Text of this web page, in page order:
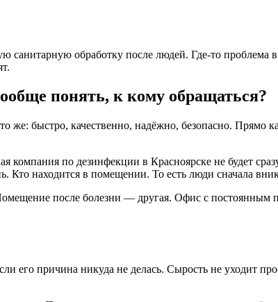
санитарную обработку после людей. Где-то проблема
понять, к кому обращаться?
же: быстро, качественно, надёжно, безопасно. Прямо
по дезинфекции в Красноярске не будет
Кто находится в помещении. То есть люди сначала
после болезни — другая. Офис с постоянным
его причина никуда не делась. Сырость не уходит